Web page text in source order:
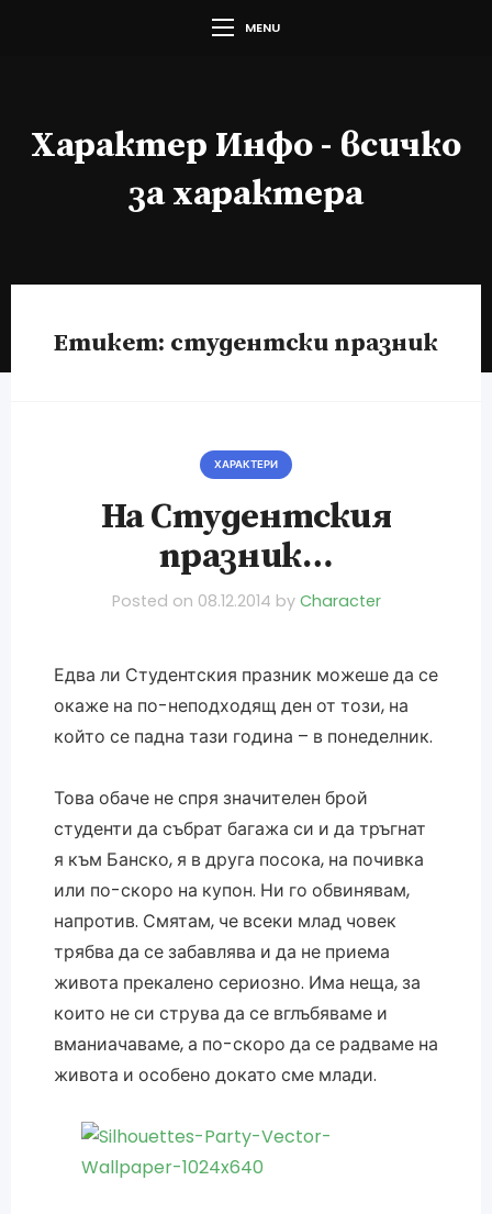
MENU
Характер Инфо - всичко
за характера
Етикет: студентски празник
ХАРАКТЕРИ
На Студентския
празник…
Posted on 08.12.2014 by Character
Едва ли Студентския празник можеше да се
окаже на по-неподходящ ден от този, на
който се падна тази година – в понеделник.
Това обаче не спря значителен брой
студенти да събрат багажа си и да тръгнат
я към Банско, я в друга посока, на почивка
или по-скоро на купон. Ни го обвинявам,
напротив. Смятам, че всеки млад човек
трябва да се забавлява и да не приема
живота прекалено сериозно. Има неща, за
които не си струва да се вглъбяваме и
вманиачаваме, а по-скоро да се радваме на
живота и особено докато сме млади.